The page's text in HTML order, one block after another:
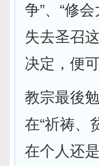
争”、“修
失去圣召
决定，便
教宗最後
在“祈祷、
在个人还